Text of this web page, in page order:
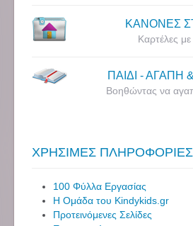
ΚΑΝΟΝΕΣ
Καρτέλες με
ΠΑΙΔΙ - ΑΓΑΠΗ
Βοηθώντας να
ΧΡΗΣΙΜΕΣ ΠΛΗΡΟΦΟΡΙΕΣ
100 Φύλλα Εργασίας
Η Ομάδα του Kindykids.gr
Προτεινόμενες Σελίδες